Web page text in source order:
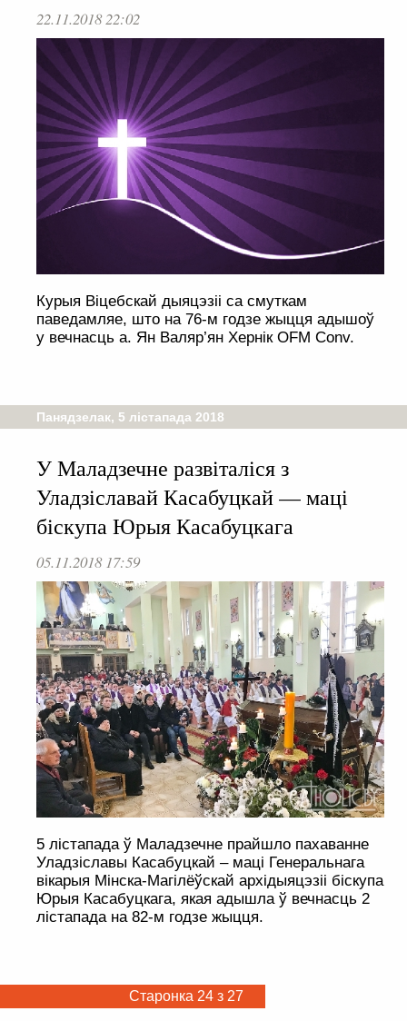
22.11.2018 22:02
Курыя Віцебскай дыяцэзіі са смуткам
паведамляе, што на 76-м годзе жыцця адышоў
у вечнасць а. Ян Валяр’ян Хернік OFM Conv.
Панядзелак, 5 лістапада 2018
У Маладзечне развіталіся з
Уладзіславай Касабуцкай — маці
біскупа Юрыя Касабуцкага
05.11.2018 17:59
5 лістапада ў Маладзечне прайшло пахаванне
Уладзіславы Касабуцкай – маці Генеральнага
вікарыя Мінска-Магілёўскай архідыяцэзіі біскупа
Юрыя Касабуцкага, якая адышла ў вечнасць 2
лістапада на 82-м годзе жыцця.
Старонка 24 з 27